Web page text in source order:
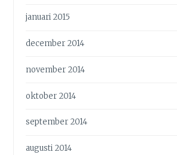
januari 2015
december 2014
november 2014
oktober 2014
september 2014
augusti 2014